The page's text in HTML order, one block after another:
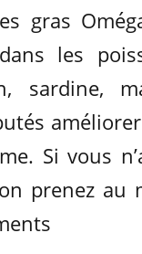
gras
les
sardine,
Si vous
prenez au